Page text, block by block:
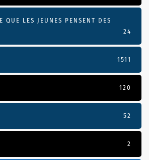
QUE LES JEUNES PENSENT DES
24
1511
120
52
2